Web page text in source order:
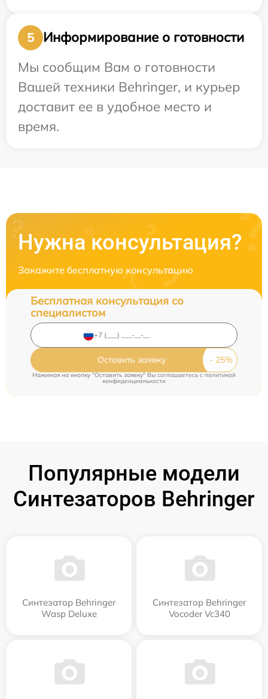
5
Информирование о готовности
Мы сообщим Вам о готовности
Вашей техники Behringer, и курьер
доставит ее в удобное место и
время.
Нужна консультация?
Закажите бесплатную консультацию
Бесплатная консультация со
специалистом
Оставить заявку
Нажимая на кнопку "Оставить заявку" Вы соглашаетесь cполитикой
конфиденциальности
Популярные модели
Синтезаторов Behringer
Синтезатор Behringer
Wasp Deluxe
Синтезатор Behringer
Vocoder Vc340